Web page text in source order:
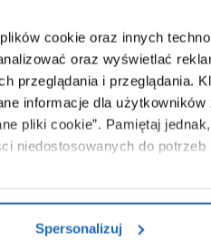
cookie oraz innych
oraz wyświetlać
przeglądania i przeglądania.
informacje dla
pliki cookie”. Pamiętaj
niedostosowanych do potrzeb
cookie, kliknij
Spersonalizuj
1,73